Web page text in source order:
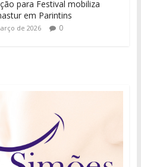
para Festival mobiliza
em Parintins
de 2026 0